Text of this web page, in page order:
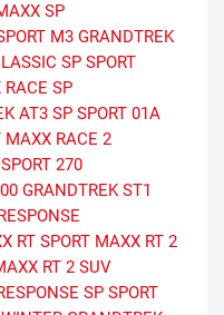
SP
M3 GRANDTREK
SP SPORT
RACE SP
AT3 SP SPORT 01A
MAXX RACE 2
270
GRANDTREK ST1
RT SPORT MAXX RT 2
RT 2 SUV
SP SPORT